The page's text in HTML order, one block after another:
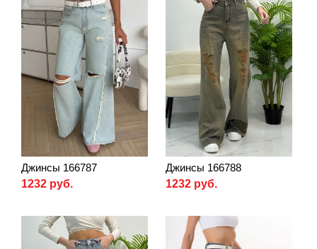
Джинсы 166787
1232 руб.
Джинсы 166788
1232 руб.